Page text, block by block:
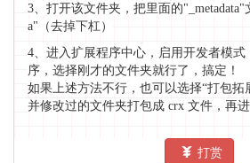
3、打开该文件夹，把里面的"_metadata"
a"（去掉下杠）
4、进入扩展程序中心，启用开发者模
序，选择刚才的文件夹就行了，搞定！
如果上述方法不行，也可以选择“打包拓
并修改过的文件夹打包成 crx 文件，再进
打赏